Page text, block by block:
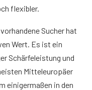
flexibler.
Sucher hat
Wert. Es ist ein
Schärfeleistung und
Mitteleuropäer
einigermaßen in den